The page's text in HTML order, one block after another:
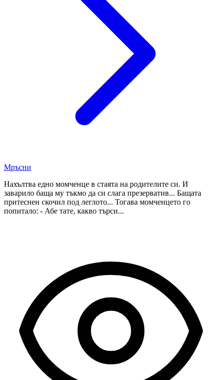
Мръсни
Нахълтва едно момченце в стаята на родителите си. И
заварило баща му тъкмо да си слага презерватив... Бащата
притеснен скочил под леглото... Тогава момченцето го
попитало: - Абе тате, какво търси...